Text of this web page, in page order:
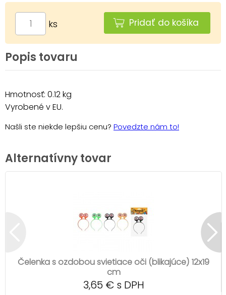
ks Pridať do košíka
Popis tovaru
Hmotnosť: 0.12 kg
Vyrobené v EU.
Našli ste niekde lepšiu cenu? Povedzte nám to!
Alternatívny tovar
Čelenka s ozdobou svietiace oči (blikajúce) 12x19
cm
3,65 € s DPH